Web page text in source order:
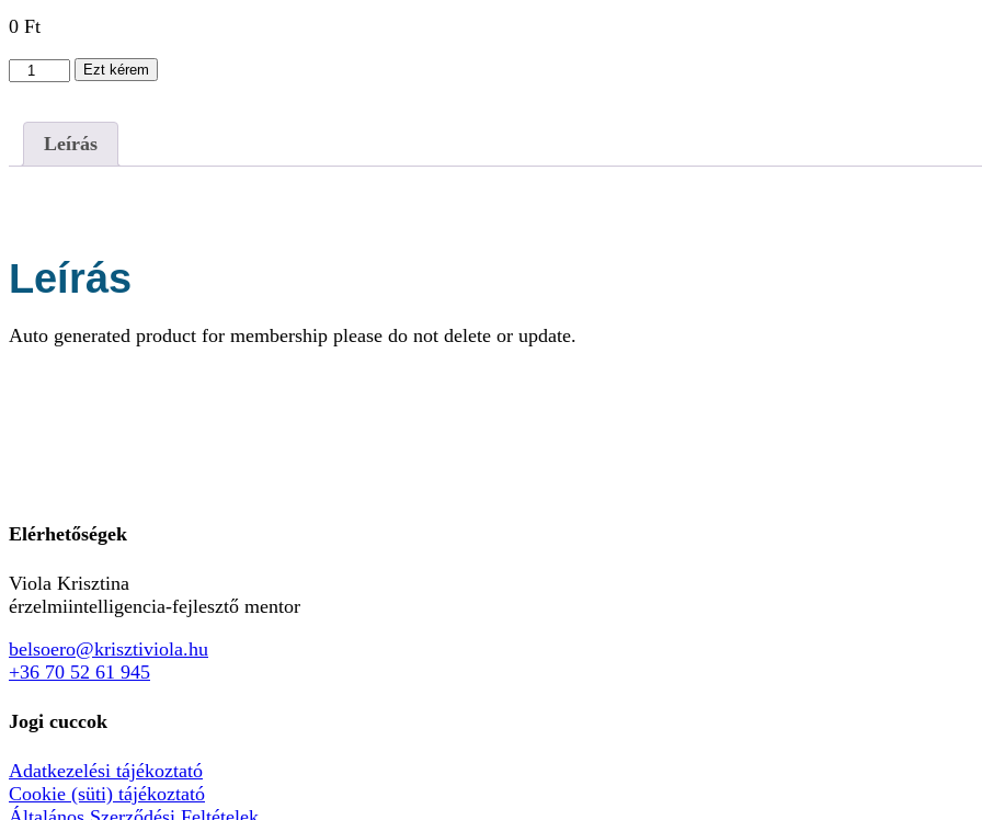
0 Ft
MembershipEzt kérem
Leírás
Leírás
Auto generated product for membership please do not delete or update.
Elérhetőségek
Viola Krisztina
érzelmiintelligencia-fejlesztő mentor
belsoero@krisztiviola.hu
+36 70 52 61 945
Jogi cuccok
Adatkezelési tájékoztató
Cookie (süti) tájékoztató